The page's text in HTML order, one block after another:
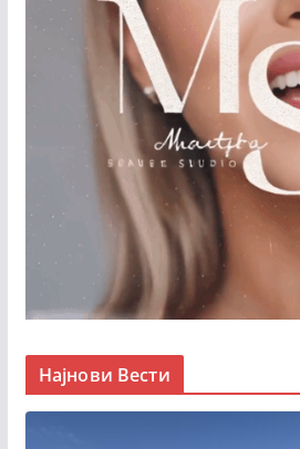
Најнови Вести